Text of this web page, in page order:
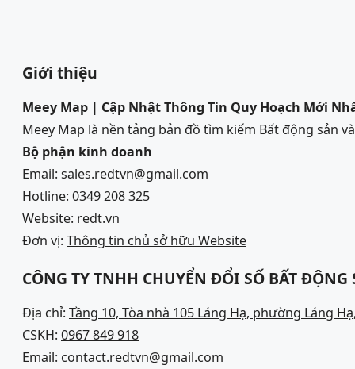
Giới thiệu
Meey Map | Cập Nhật Thông Tin Quy Hoạch Mới
Meey Map là nền tảng bản đồ tìm kiếm Bất động sản
Bộ phận kinh doanh
Email: sales.redtvn@gmail.com
Hotline: 0349 208 325
Website: redt.vn
Đơn vị: Thông tin chủ sở hữu Website
CÔNG TY TNHH CHUYỂN ĐỔI SỐ BẤT ĐỘNG
Địa chỉ: Tầng 10, Tòa nhà 105 Láng Hạ, phường Láng
CSKH: 0967 849 918
Email: contact.redtvn@gmail.com